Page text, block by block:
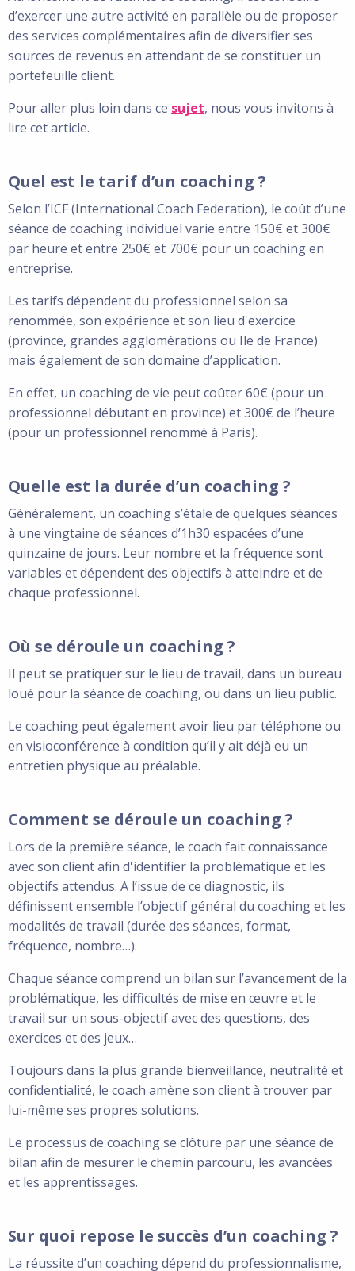
d’exercer une autre activité en parallèle ou de proposer
des services complémentaires afin de diversifier ses
sources de revenus en attendant de se constituer un
portefeuille client.
Pour aller plus loin dans ce sujet, nous vous invitons à
lire cet article.
Quel est le tarif d’un coaching ?
Selon l’ICF (International Coach Federation), le coût d’une
séance de coaching individuel varie entre 150€ et 300€
par heure et entre 250€ et 700€ pour un coaching en
entreprise.
Les tarifs dépendent du professionnel selon sa
renommée, son expérience et son lieu d'exercice
(province, grandes agglomérations ou Ile de France)
mais également de son domaine d’application.
En effet, un coaching de vie peut coûter 60€ (pour un
professionnel débutant en province) et 300€ de l’heure
(pour un professionnel renommé à Paris).
Quelle est la durée d’un coaching ?
Généralement, un coaching s’étale de quelques séances
à une vingtaine de séances d’1h30 espacées d’une
quinzaine de jours. Leur nombre et la fréquence sont
variables et dépendent des objectifs à atteindre et de
chaque professionnel.
Où se déroule un coaching ?
Il peut se pratiquer sur le lieu de travail, dans un bureau
loué pour la séance de coaching, ou dans un lieu public.
Le coaching peut également avoir lieu par téléphone ou
en visioconférence à condition qu’il y ait déjà eu un
entretien physique au préalable.
Comment se déroule un coaching ?
Lors de la première séance, le coach fait connaissance
avec son client afin d'identifier la problématique et les
objectifs attendus. A l’issue de ce diagnostic, ils
définissent ensemble l’objectif général du coaching et les
modalités de travail (durée des séances, format,
fréquence, nombre…).
Chaque séance comprend un bilan sur l’avancement de la
problématique, les difficultés de mise en œuvre et le
travail sur un sous-objectif avec des questions, des
exercices et des jeux…
Toujours dans la plus grande bienveillance, neutralité et
confidentialité, le coach amène son client à trouver par
lui-même ses propres solutions.
Le processus de coaching se clôture par une séance de
bilan afin de mesurer le chemin parcouru, les avancées
et les apprentissages.
Sur quoi repose le succès d’un coaching ?
La réussite d’un coaching dépend du professionnalisme,